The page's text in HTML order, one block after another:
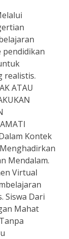
realistis.
ATAU
Kontek
Mendalam.
Virtual
Siswa Dari
Mahat